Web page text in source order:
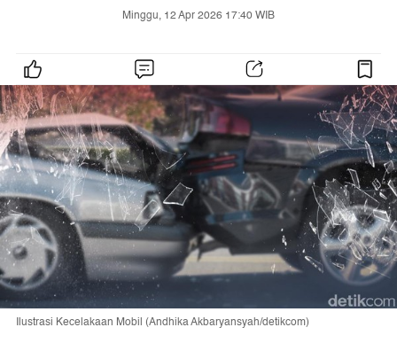
Minggu, 12 Apr 2026 17:40 WIB
Ilustrasi Kecelakaan Mobil (Andhika Akbaryansyah/detikcom)